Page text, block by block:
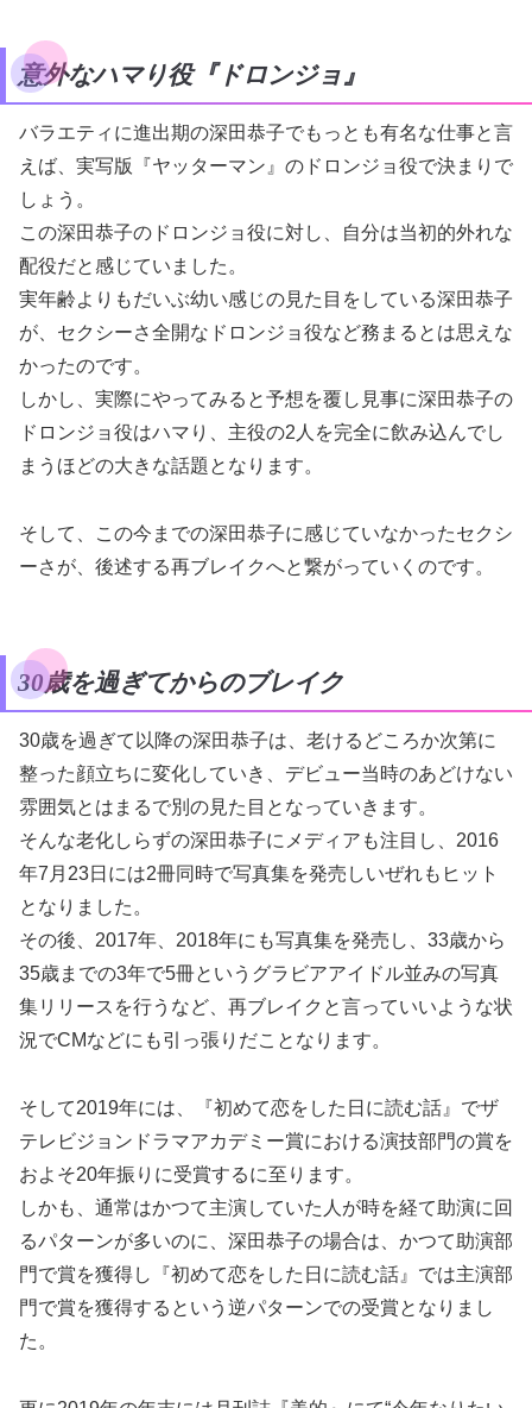
意外なハマり役『ドロンジョ』
バラエティに進出期の深田恭子でもっとも有名な仕事と言
えば、実写版『ヤッターマン』のドロンジョ役で決まりで
しょう。
この深田恭子のドロンジョ役に対し、自分は当初的外れな
配役だと感じていました。
実年齢よりもだいぶ幼い感じの見た目をしている深田恭子
が、セクシーさ全開なドロンジョ役など務まるとは思えな
かったのです。
しかし、実際にやってみると予想を覆し見事に深田恭子の
ドロンジョ役はハマり、主役の2人を完全に飲み込んでし
まうほどの大きな話題となります。
そして、この今までの深田恭子に感じていなかったセクシ
ーさが、後述する再ブレイクへと繋がっていくのです。
30歳を過ぎてからのブレイク
30歳を過ぎて以降の深田恭子は、老けるどころか次第に
整った顔立ちに変化していき、デビュー当時のあどけない
雰囲気とはまるで別の見た目となっていきます。
そんな老化しらずの深田恭子にメディアも注目し、2016
年7月23日には2冊同時で写真集を発売しいぜれもヒット
となりました。
その後、2017年、2018年にも写真集を発売し、33歳から
35歳までの3年で5冊というグラビアアイドル並みの写真
集リリースを行うなど、再ブレイクと言っていいような状
況でCMなどにも引っ張りだことなります。
そして2019年には、『初めて恋をした日に読む話』でザ
テレビジョンドラマアカデミー賞における演技部門の賞を
およそ20年振りに受賞するに至ります。
しかも、通常はかつて主演していた人が時を経て助演に回
るパターンが多いのに、深田恭子の場合は、かつて助演部
門で賞を獲得し『初めて恋をした日に読む話』では主演部
門で賞を獲得するという逆パターンでの受賞となりまし
た。